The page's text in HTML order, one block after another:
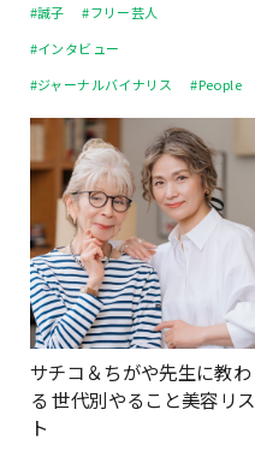
#誠子
#フリー芸人
#インタビュー
#ジャーナルバイナリス
#People
サチコ＆ちがや先生に教わ
る 世代別やること美容リス
ト